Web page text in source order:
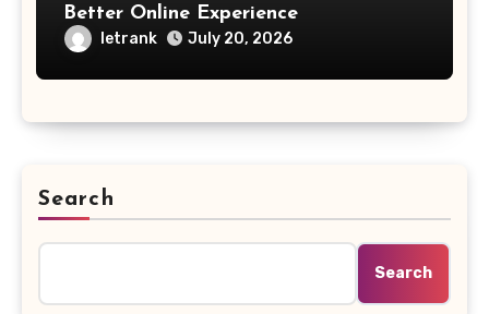
Better Online Experience
letrank July 20, 2026
Search
Search